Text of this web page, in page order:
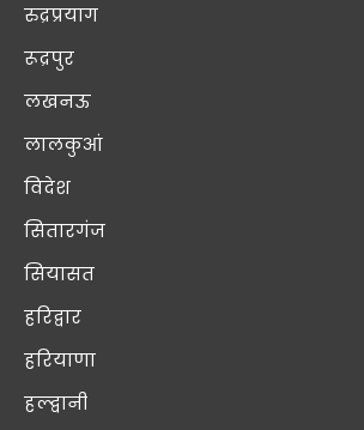
रुद्रप्रयाग
रूद्रपुर
लखनऊ
लालकुआं
विदेश
सितारगंज
सियासत
हरिद्वार
हरियाणा
हल्द्वानी